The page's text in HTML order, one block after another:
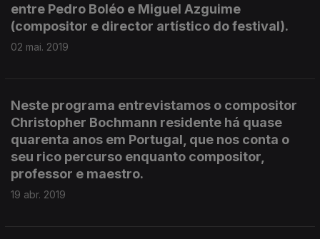
entre Pedro Boléo e Miguel Azguime
(compositor e director artístico do festival).
02 mai. 2019
Neste programa entrevistamos o compositor
Christopher Bochmann residente há quase
quarenta anos em Portugal, que nos conta o
seu rico percurso enquanto compositor,
professor e maestro.
19 abr. 2019